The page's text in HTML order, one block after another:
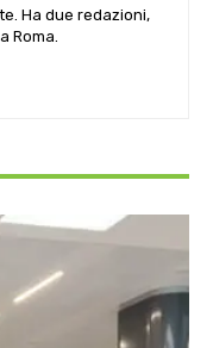
Ha due redazioni,
Roma.